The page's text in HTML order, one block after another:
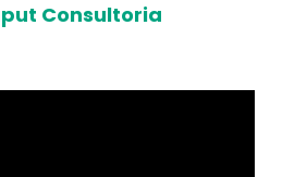
Consultoria